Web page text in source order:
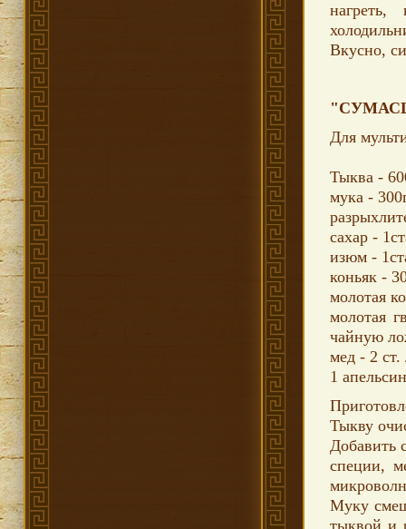
Вкусно,
Для
Тыква -
мука -
сахар -
изюм -
коньяк -
молотая
молотая
чайную
мед - 2 ст.
1 апельсин
Тыкву
Добавить
специи,
Муку
тыквой и